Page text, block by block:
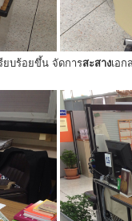
ยบร้อยขึ้น จัดการสะสางเอก